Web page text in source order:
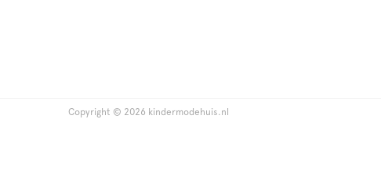
Copyright © 2026 kindermodehuis.nl